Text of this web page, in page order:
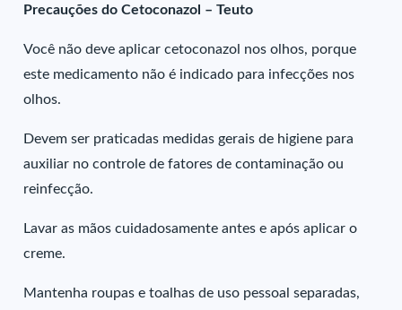
Precauções do Cetoconazol – Teuto
Você não deve aplicar cetoconazol nos olhos, porque
este medicamento não é indicado para infecções nos
olhos.
Devem ser praticadas medidas gerais de higiene para
auxiliar no controle de fatores de contaminação ou
reinfecção.
Lavar as mãos cuidadosamente antes e após aplicar o
creme.
Mantenha roupas e toalhas de uso pessoal separadas,